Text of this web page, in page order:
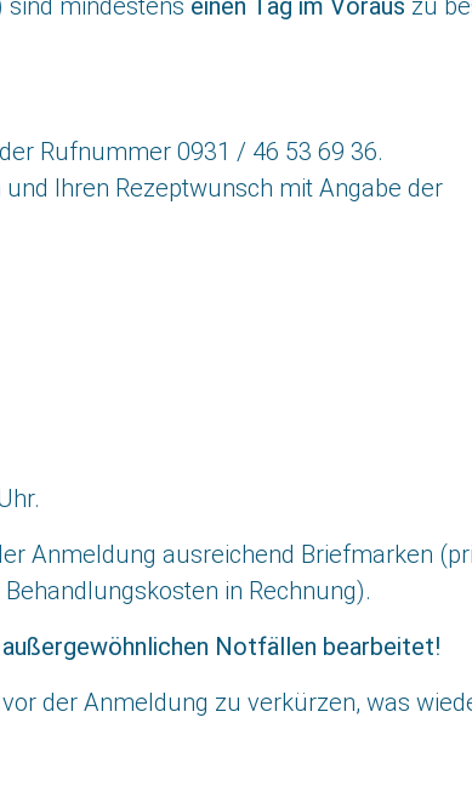
sind mindestens einen Tag im Voraus zu
Rufnummer 0931 / 46 53 69 36.
Ihren Rezeptwunsch mit Angabe der
Anmeldung ausreichend Briefmarken
in Rechnung).
Notfällen bearbeitet!
der Anmeldung zu verkürzen, was